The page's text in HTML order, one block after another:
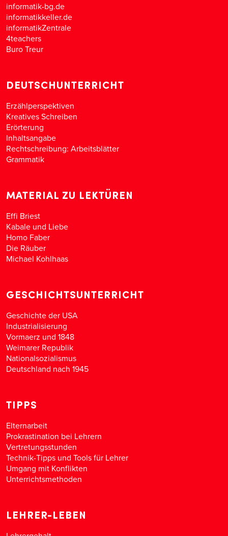
informatik-bg.de
informatikkeller.de
informatikZentrale
4teachers
Buro Treur
DEUTSCHUNTERRICHT
Erzählperspektiven
Kreatives Schreiben
Erörterung
Inhaltsangabe
Rechtschreibung: Arbeitsblätter
Grammatik
MATERIAL ZU LEKTÜREN
Effi Briest
Kabale und Liebe
Homo Faber
Die Räuber
Michael Kohlhaas
GESCHICHTSUNTERRICHT
Geschichte der USA
Industrialisierung
Vormaerz und 1848
Weimarer Republik
Nationalsozialismus
Deutschland nach 1945
TIPPS
Elternarbeit
Prokrastination bei Lehrern
Vertretungsstunden
Technik-Tipps und Tools für Lehrer
Umgang mit Konflikten
Unterrichtsmethoden
LEHRER-LEBEN